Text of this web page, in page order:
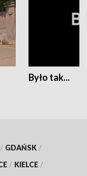
Było tak...
/ GDAŃSK /
/ KIELCE /